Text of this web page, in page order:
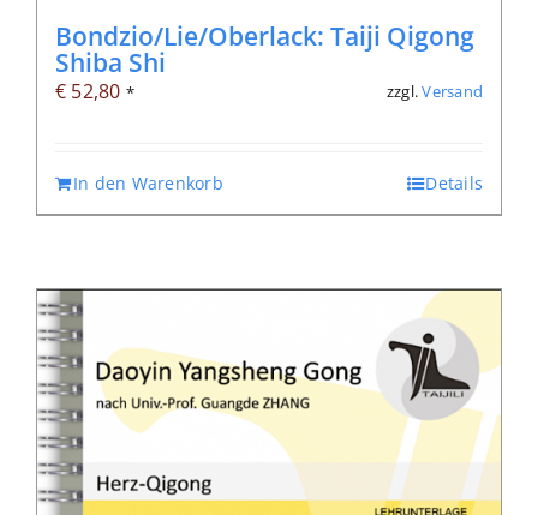
Bondzio/Lie/Oberlack: Taiji Qigong
Shiba Shi
€ 52,80 * zzgl.Versand
In den Warenkorb Details